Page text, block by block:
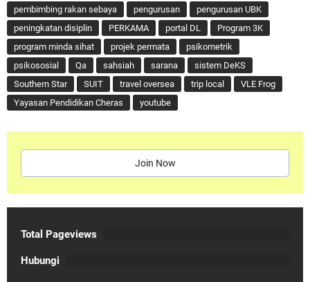
pembimbing rakan sebaya
pengurusan
pengurusan UBK
peningkatan disiplin
PERKAMA portal DL
Program 3K
program minda sihat
projek permata
psikometrik
psikososial
Qa sahsiah sarana
sistem DeKS
Southern Star
SUIT travel oversea trip local
VLE Frog
Yayasan Pendidikan Cheras
youtube
Join Now
Total Pageviews
Hubungi